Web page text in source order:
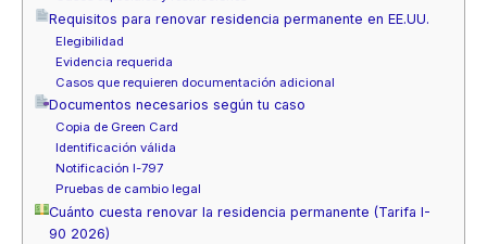
Requisitos para renovar residencia permanente en EE.UU.
Elegibilidad
Evidencia requerida
Casos que requieren documentación adicional
Documentos necesarios según tu caso
Copia de Green Card
Identificación válida
Notificación I-797
Pruebas de cambio legal
Cuánto cuesta renovar la residencia permanente (Tarifa I-
90 2026)